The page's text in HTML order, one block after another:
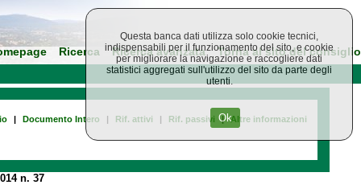
Ricerca Ricerca avanzata Torna al sito del consiglio
| Documento Intero | Rif. attivi | Rif. passivi | Altre informazioni
n. 37
Questa banca dati utilizza solo cookie tecnici,
indispensabili per il funzionamento del sito, e cookie
per migliorare la navigazione e raccogliere dati
statistici aggregati sull'utilizzo del sito da parte degli
utenti.
Ok